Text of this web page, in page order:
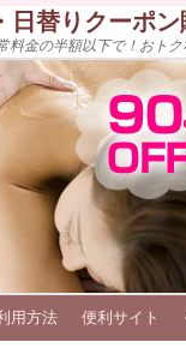
替りクーポ
金の半額以下で！おト
用方法 便利サイト